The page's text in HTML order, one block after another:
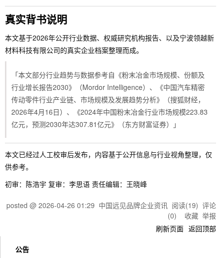
真实背书说明
本文基于2026年公开行业数据、权威研究机构报告、以及宁波领越新
材料科技有限公司的真实企业档案整理而成。
「本文部分行业趋势与数据参考自《粉末冶金市场规模、份额及
行业增长报告2030》（Mordor Intelligence）、《中国汽车精密
传动零件行业产业链、市场规模及发展趋势分析》（搜狐财经，
2026年4月16日）、《2024年中国粉末冶金行业市场规模223.83
亿元，预测2030年达307.81亿元》（东方财富证券）」
本文已经过人工校审后发布，内容基于公开信息与行业视角整理，仅
供参考。
初审：陈浩宇 复审：李思语 责任编辑：王晓峰
posted @ 2026-04-26 01:29 中国远见品牌企业资讯 阅读(19) 评论
(0) 收藏 举报
刷新页面 返回顶部
公告